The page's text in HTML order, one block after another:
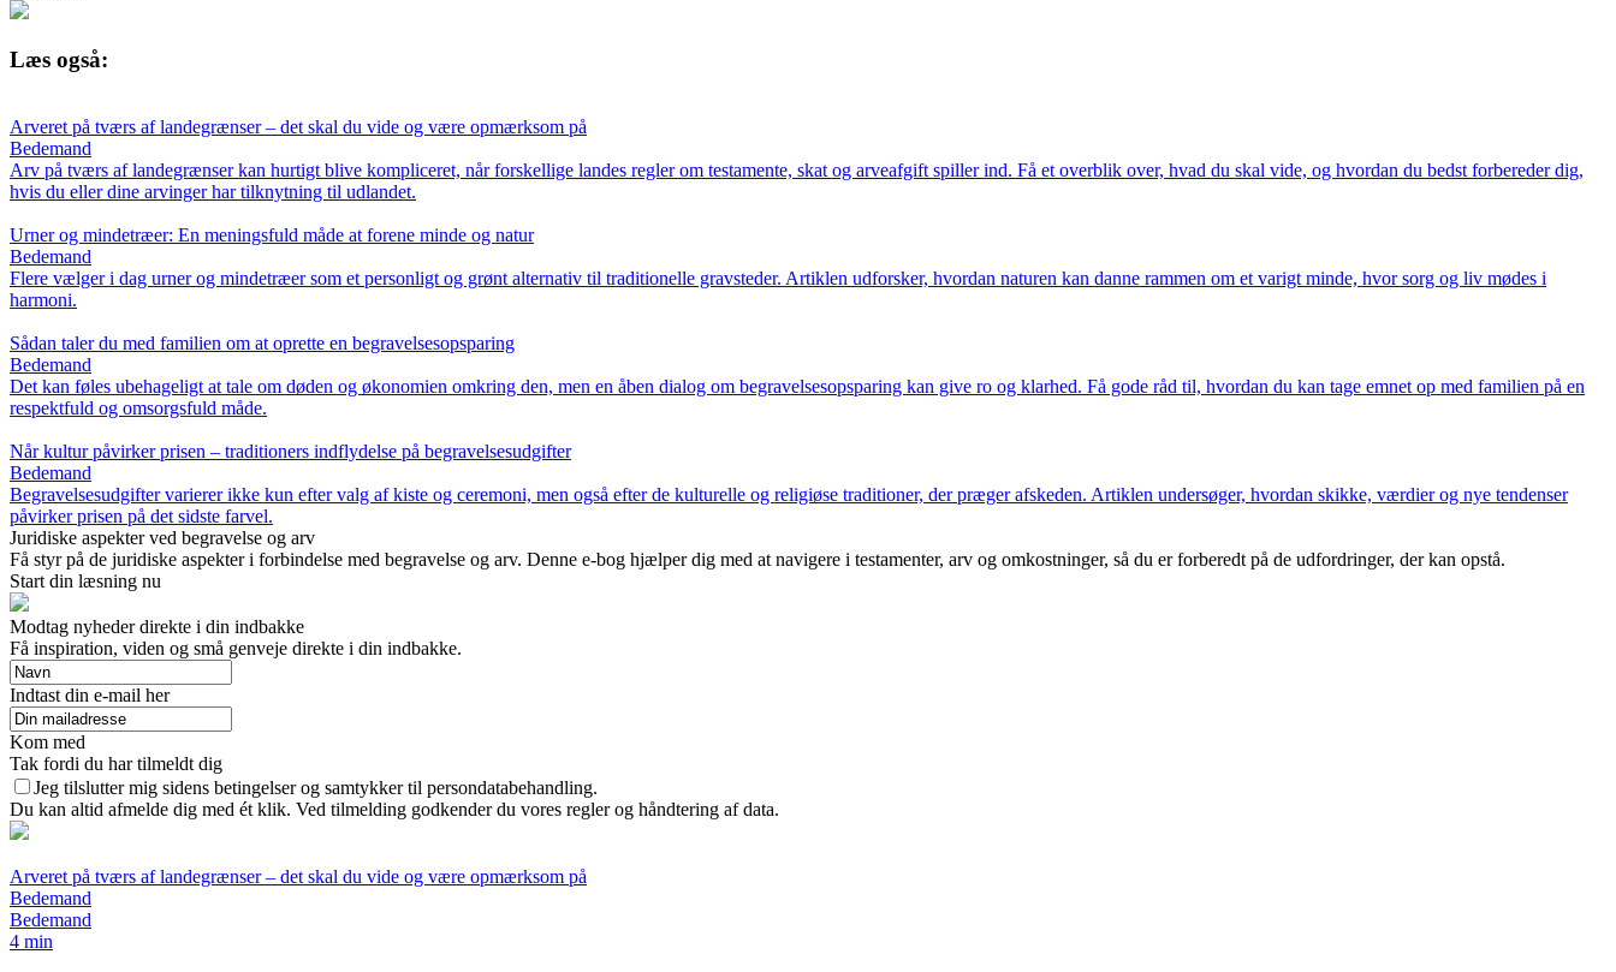
Læs også:
Arveret på tværs af landegrænser – det skal du vide og være opmærksom på
Bedemand
Arv på tværs af landegrænser kan hurtigt blive kompliceret, når forskellige landes regler om testamente, skat og arveafgift spiller ind. Få et overblik over, hvad du skal vide, og hvordan du bedst forbereder dig,
hvis du eller dine arvinger har tilknytning til udlandet.
Urner og mindetræer: En meningsfuld måde at forene minde og natur
Bedemand
Flere vælger i dag urner og mindetræer som et personligt og grønt alternativ til traditionelle gravsteder. Artiklen udforsker, hvordan naturen kan danne rammen om et varigt minde, hvor sorg og liv mødes i
harmoni.
Sådan taler du med familien om at oprette en begravelsesopsparing
Bedemand
Det kan føles ubehageligt at tale om døden og økonomien omkring den, men en åben dialog om begravelsesopsparing kan give ro og klarhed. Få gode råd til, hvordan du kan tage emnet op med familien på en
respektfuld og omsorgsfuld måde.
Når kultur påvirker prisen – traditioners indflydelse på begravelsesudgifter
Bedemand
Begravelsesudgifter varierer ikke kun efter valg af kiste og ceremoni, men også efter de kulturelle og religiøse traditioner, der præger afskeden. Artiklen undersøger, hvordan skikke, værdier og nye tendenser
påvirker prisen på det sidste farvel.
Juridiske aspekter ved begravelse og arv
Få styr på de juridiske aspekter i forbindelse med begravelse og arv. Denne e-bog hjælper dig med at navigere i testamenter, arv og omkostninger, så du er forberedt på de udfordringer, der kan opstå.
Start din læsning nu
Modtag nyheder direkte i din indbakke
Få inspiration, viden og små genveje direkte i din indbakke.
Indtast din e-mail her
Kom med
Tak fordi du har tilmeldt dig
Jeg tilslutter mig sidens betingelser og samtykker til persondatabehandling.
Du kan altid afmelde dig med ét klik. Ved tilmelding godkender du vores regler og håndtering af data.
Arveret på tværs af landegrænser – det skal du vide og være opmærksom på
Bedemand
Bedemand
4 min